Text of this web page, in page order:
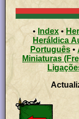
• Index •
Heráldica
Português•
Miniaturas